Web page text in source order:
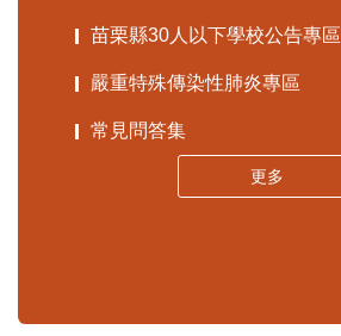
苗栗縣30人以下學校公告專區
嚴重特殊傳染性肺炎專區
常見問答集
更多